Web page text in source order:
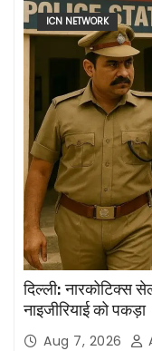
ICN NETWORK
दिल्ली: नारकोटिक्स
नाइजीरियाई को पकड़ा
Aug 7, 2026